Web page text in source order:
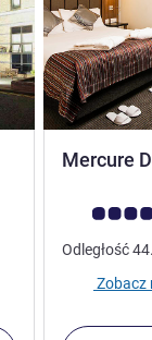
Mercure
Ocena
Odległość
Zobacz